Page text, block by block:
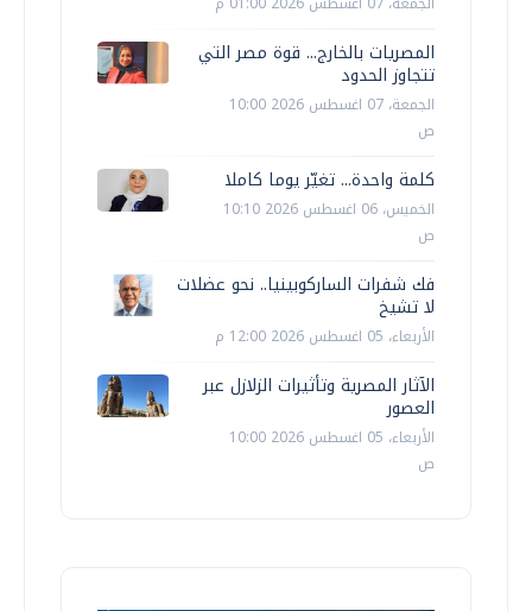
المصريات بالخارج... قوة مصر التي
تتجاوز الحدود
الجمعة، 07 اغسطس 2026 10:00
ص
كلمة واحدة... تغيّر يوما كاملا
الخميس، 06 اغسطس 2026 10:10
ص
فك شفرات الساركوبينيا.. نحو عضلات
لا تشيخ
الأربعاء، 05 اغسطس 2026 12:00 م
الآثار المصرية وتأثيرات الزلازل عبر
العصور
الأربعاء، 05 اغسطس 2026 10:00
ص